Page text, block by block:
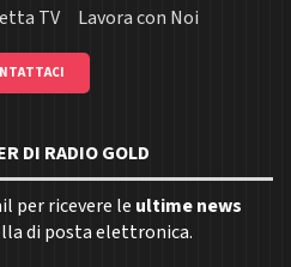
TV Lavora con Noi
DI RADIO GOLD
per ricevere le ultime news
di posta elettronica.